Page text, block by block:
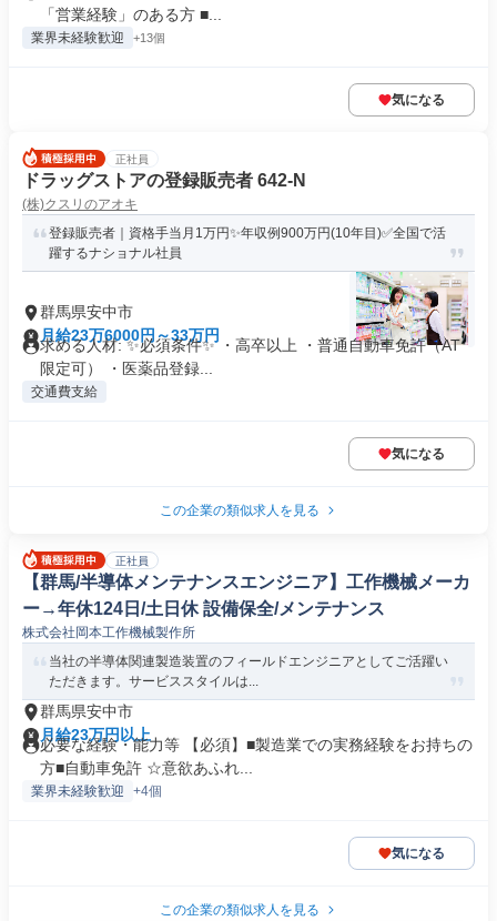
「営業経験」のある方 ■...
業界未経験歓迎 +13個
気になる
正社員
ドラッグストアの登録販売者 642-N
(株)クスリのアオキ
登録販売者｜資格手当月1万円✨年収例900万円(10年目)✅全国で活
躍するナショナル社員
群馬県安中市
月給23万6000円～33万円
求める人材: ✨必須条件✨ ・高卒以上 ・普通自動車免許（AT
限定可） ・医薬品登録...
交通費支給
気になる
この企業の類似求人を見る
正社員
【群馬/半導体メンテナンスエンジニア】工作機械メーカ
ー→年休124日/土日休 設備保全/メンテナンス
株式会社岡本工作機械製作所
当社の半導体関連製造装置のフィールドエンジニアとしてご活躍い
ただきます。サービススタイルは...
群馬県安中市
月給23万円以上
必要な経験・能力等 【必須】■製造業での実務経験をお持ちの
方■自動車免許 ☆意欲あふれ...
業界未経験歓迎 +4個
気になる
この企業の類似求人を見る